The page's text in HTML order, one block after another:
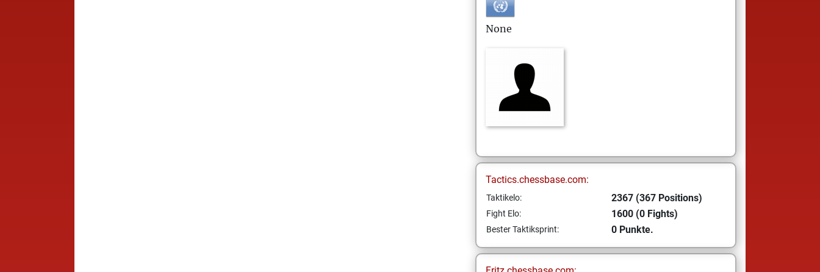
None
Tactics.chessbase.com:
Taktikelo: 2367 (367 Positions)
Fight Elo: 1600 (0 Fights)
Bester Taktiksprint: 0 Punkte.